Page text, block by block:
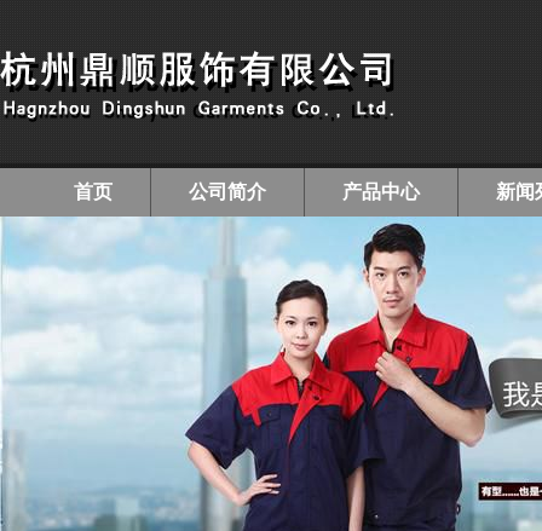
首页 公司简介 产品中心 新闻